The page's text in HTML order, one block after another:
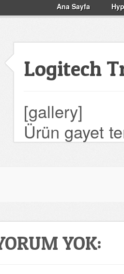
Ana Sayfa
Logitech
[gallery]
Ürün gayet
YOK: